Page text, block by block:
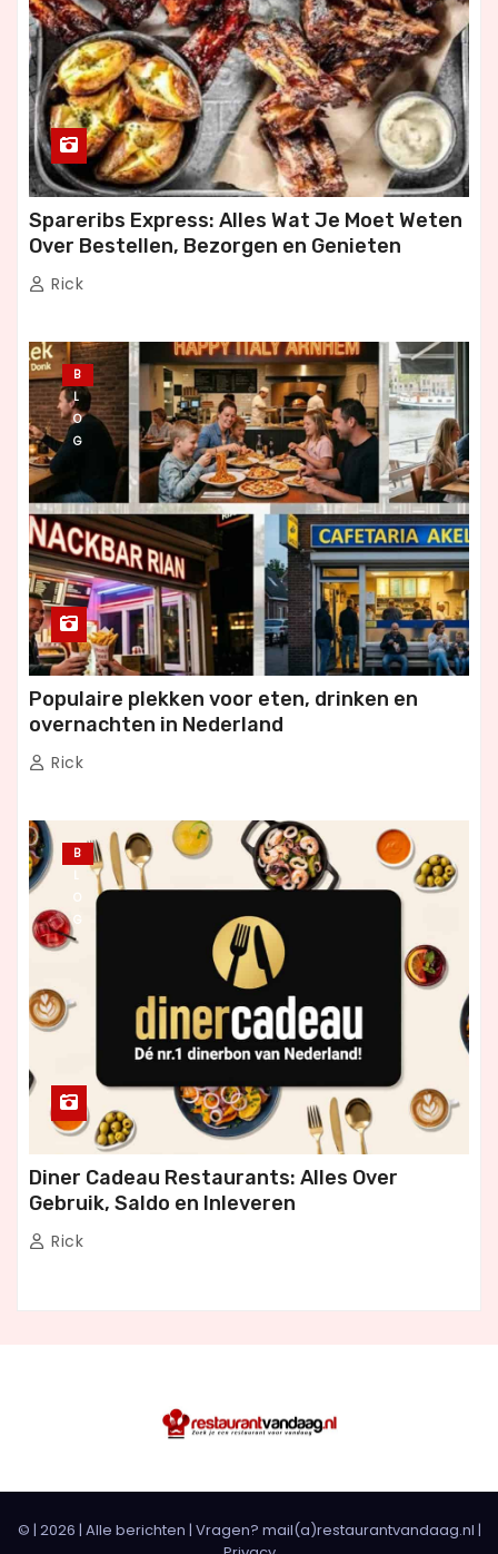
Spareribs Express: Alles Wat Je Moet Weten
Over Bestellen, Bezorgen en Genieten
Rick
B
L
O
G
Populaire plekken voor eten, drinken en
overnachten in Nederland
Rick
B
L
O
G
Diner Cadeau Restaurants: Alles Over
Gebruik, Saldo en Inleveren
Rick
© | 2026 | Alle berichten | Vragen? mail(a)restaurantvandaag.nl |